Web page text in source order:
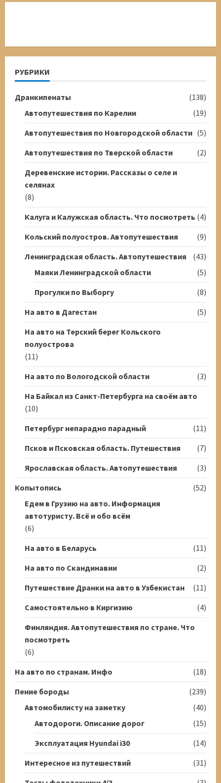
РУБРИКИ
Дранкипенаты
(138)
Автопутешествия по Карелии
(19)
Автопутешествия по Новгородской области (5)
Автопутешествия по Тверской области
(2)
Деревенские истории. Рассказы о селе и
селянах
(8)
Калуга и Калужская область. Что посмотреть (4)
Кольский полуостров. Автопутешествия
(9)
Ленинградская область. Автопутешествия
(43)
Маяки Ленинградской области
(5)
Прогулки по Выборгу
(8)
На авто в Дагестан
(5)
На авто на Терский берег Кольского
полуострова
(11)
На авто по Вологодской области
(3)
На Байкал из Санкт-Петербурга на своём авто
(10)
Петербург непарадно парадный
(11)
Псков и Псковская область. Путешествия
(7)
Ярославская область. Автопутешествия
(3)
Копытопись
(52)
Едем в Грузию на авто. Информация
автотуристу. Всё и обо всём
(6)
На авто в Беларусь
(11)
На авто по Скандинавии
(2)
Путешествие Дранки на авто в Узбекистан
(11)
Самостоятельно в Киргизию
(4)
Финляндия. Автопутешествия по стране. Что
посмотреть
(6)
На авто по странам. Инфо
(18)
Пение бороды
(239)
Автомобилисту на заметку
(40)
Автодороги. Описание дорог
(15)
Эксплуатация Hyundai i30
(14)
Интересное из путешествий
(31)